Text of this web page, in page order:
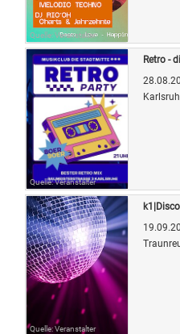
Quelle: Veranstalter
Quelle: Veranstalter
Retro -
Quelle: Veranstalter